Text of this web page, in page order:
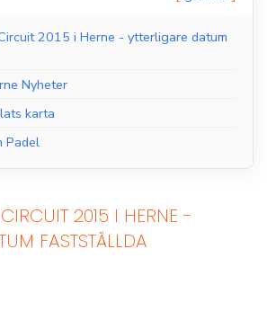
2015 i Herne - ytterligare datum
Nyheter
karta
Padel
2015 I HERNE -
FASTSTÄLLDA